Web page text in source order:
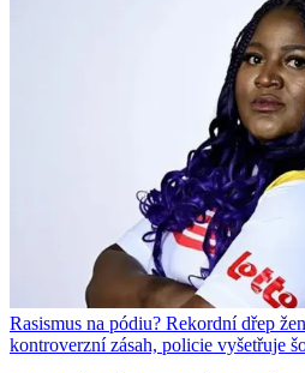
Rasismus na pódiu? Rekordní dřep
kontroverzní zásah, policie vyšetřuje